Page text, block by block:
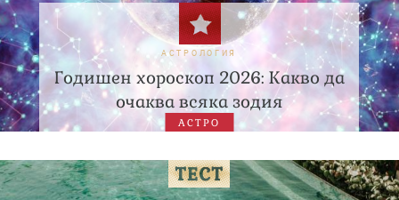
АСТРОЛОГИЯ
Годишен хороскоп 2026: Какво да
очаква всяка зодия
АСТРО